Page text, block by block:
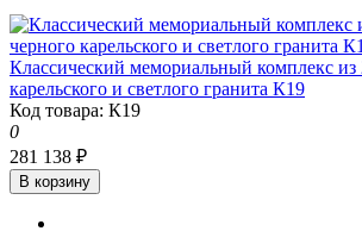
Классический мемориальный комплекс из
карельского и светлого гранита К19
Код товара: К19
0
281 138 ₽
В корзину